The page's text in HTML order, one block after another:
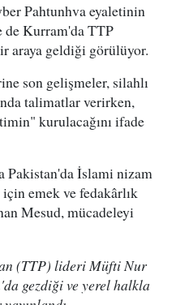
Pahtunhva eyaletinin
Kurram'da TTP
araya geldiği görülüyor.
son gelişmeler, silahlı
talimatlar verirken,
kurulacağını ifade
Pakistan'da İslami nizam
emek ve fedakârlık
Mesud, mücadeleyi
(TTP) lideri Müfti Nur
gezdiği ve yerel halkla